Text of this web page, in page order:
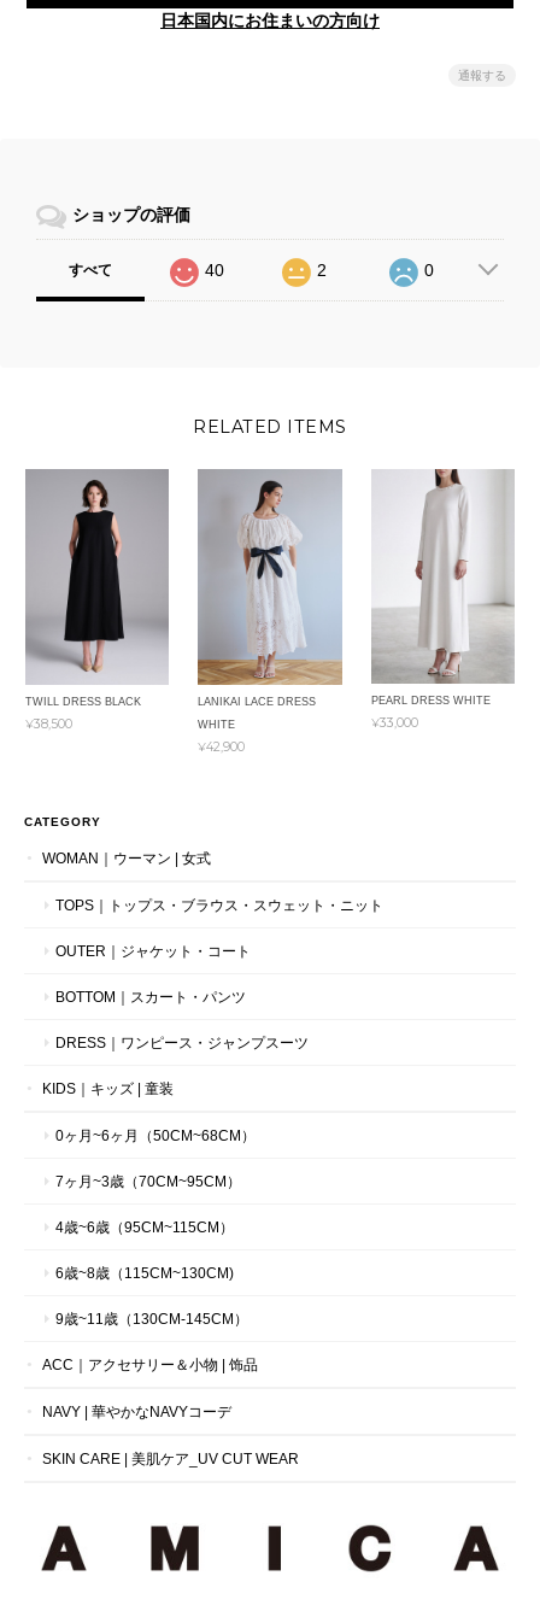
日本国内にお住まいの方向け
通報する
ショップの評価
すべて 40 2 0
RELATED ITEMS
TWILL DRESS BLACK
¥38,500
LANIKAI LACE DRESS
WHITE
¥42,900
PEARL DRESS WHITE
¥33,000
CATEGORY
WOMAN｜ウーマン | 女式
TOPS｜トップス・ブラウス・スウェット・ニット
OUTER｜ジャケット・コート
BOTTOM｜スカート・パンツ
DRESS｜ワンピース・ジャンプスーツ
KIDS｜キッズ | 童装
0ヶ月~6ヶ月（50CM~68CM）
7ヶ月~3歳（70CM~95CM）
4歳~6歳（95CM~115CM）
6歳~8歳（115CM~130CM)
9歳~11歳（130CM-145CM）
ACC｜アクセサリー＆小物 | 饰品
NAVY | 華やかなNAVYコーデ
SKIN CARE | 美肌ケア_UV CUT WEAR